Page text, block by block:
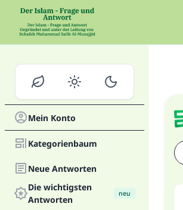
Mein Konto
Kategorienbaum
Neue Antworten
Die wichtigsten
Antworten
neu